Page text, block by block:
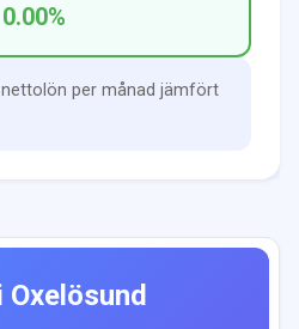
0.00%
per månad jämfört
Oxelösund